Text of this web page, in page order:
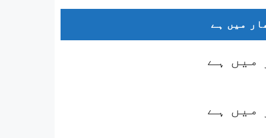
میں ہے
میں ہے
میں ہے